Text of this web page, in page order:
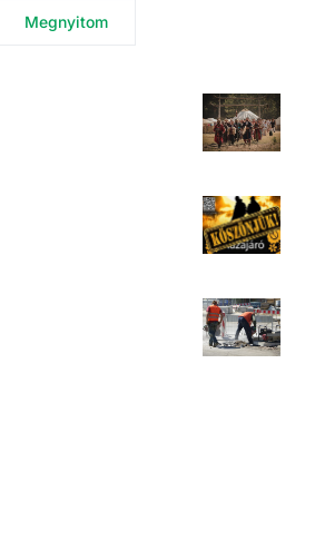
Megnyitom